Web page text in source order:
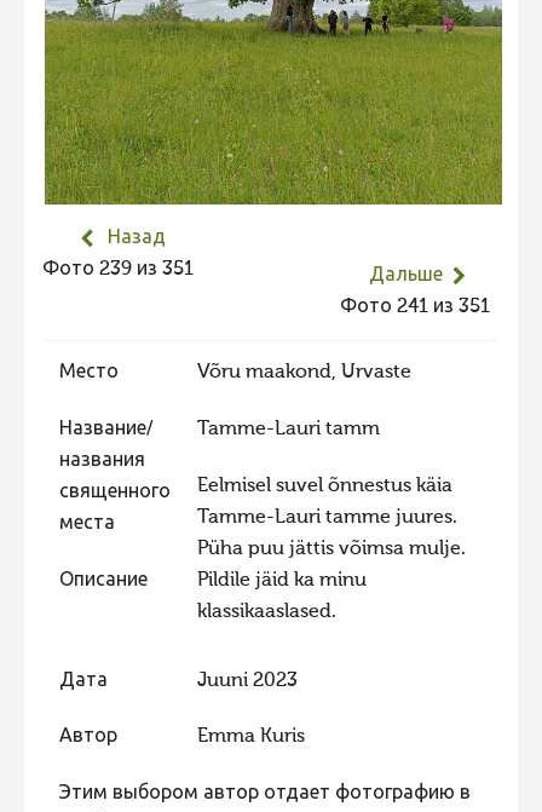
Видео 2022
Фотоконкурс 2021
Видео 2021
Фотоконкурс 2020
Видео 2020
Фотоконкурс 2019
Фотоконкурс 2016
Фотоконкурс 2014
Фотоконкурс 2013
Фотоконкурс 2012
Фотоконкурс 2011
Фотоконкурс 2009
Назад
Фото 239 из 351
Дальше
Фото 241 из 351
Место Võru maakond, Urvaste
Название/
названия
священного
места
Tamme-Lauri tamm
Описание
Eelmisel suvel õnnestus käia
Tamme-Lauri tamme juures.
Püha puu jättis võimsa mulje.
Pildile jäid ka minu
klassikaaslased.
Дата Juuni 2023
Автор Emma Kuris
Этим выбором автор отдает фотографию в